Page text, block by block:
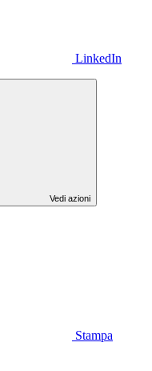
LinkedIn
Vedi azioni
Stampa